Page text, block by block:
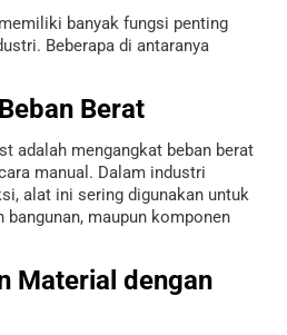
banyak fungsi penting
Beberapa di antaranya
Berat
adalah mengangkat beban berat
manual. Dalam industri
alat ini sering digunakan untuk
bangunan, maupun komponen
Material dengan